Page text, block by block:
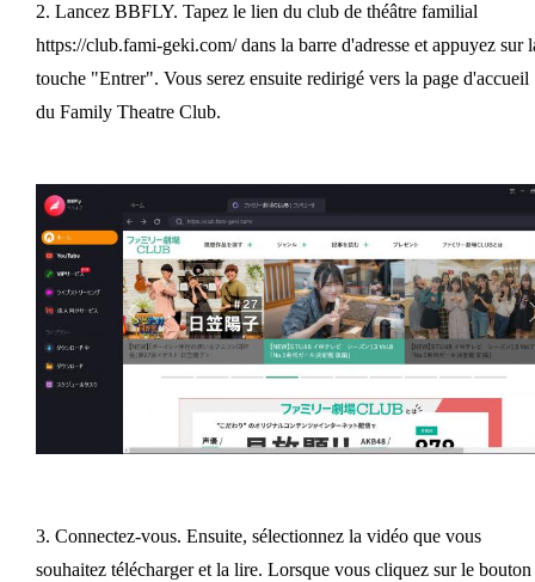
2. Lancez BBFLY. Tapez le lien du club de théâtre familial
https://club.fami-geki.com/ dans la barre d'adresse et appuyez sur
touche "Entrer". Vous serez ensuite redirigé vers la page d'accueil
du Family Theatre Club.
3. Connectez-vous. Ensuite, sélectionnez la vidéo que vous
souhaitez télécharger et la lire. Lorsque vous cliquez sur le bouton